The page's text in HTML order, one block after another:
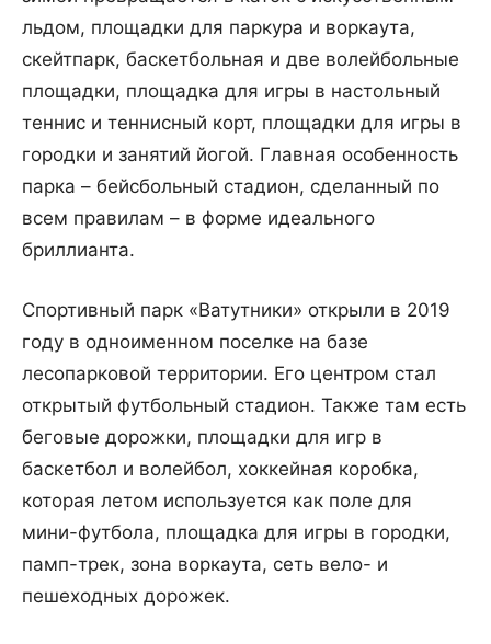
льдом, площадки для паркура и воркаута,
скейтпарк, баскетбольная и две волейбольные
площадки, площадка для игры в настольный
теннис и теннисный корт, площадки для игры в
городки и занятий йогой. Главная особенность
парка – бейсбольный стадион, сделанный по
всем правилам – в форме идеального
бриллианта.
Спортивный парк «Ватутники» открыли в 2019
году в одноименном поселке на базе
лесопарковой территории. Его центром стал
открытый футбольный стадион. Также там есть
беговые дорожки, площадки для игр в
баскетбол и волейбол, хоккейная коробка,
которая летом используется как поле для
мини-футбола, площадка для игры в городки,
памп-трек, зона воркаута, сеть вело- и
пешеходных дорожек.